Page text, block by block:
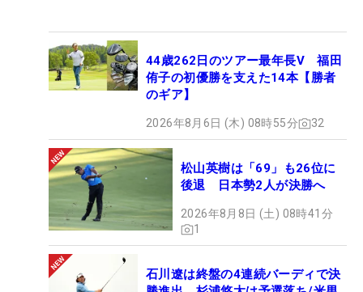
44歳262日のツアー最年長V 福田
侑子の初優勝を支えた14本【勝者
のギア】
2026年8月6日 (木) 08時55分 32
松山英樹は「69」も26位に
後退 日本勢2人が決勝へ
2026年8月8日 (土) 08時41分
1
石川遼は終盤の4連続バーディで決